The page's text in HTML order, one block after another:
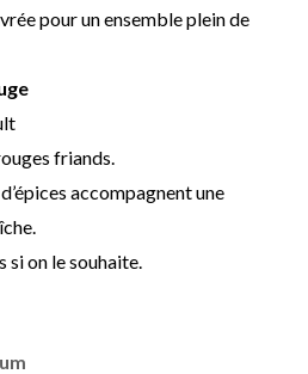
pour un ensemble plein de
friands.
accompagnent une
si on le souhaite.